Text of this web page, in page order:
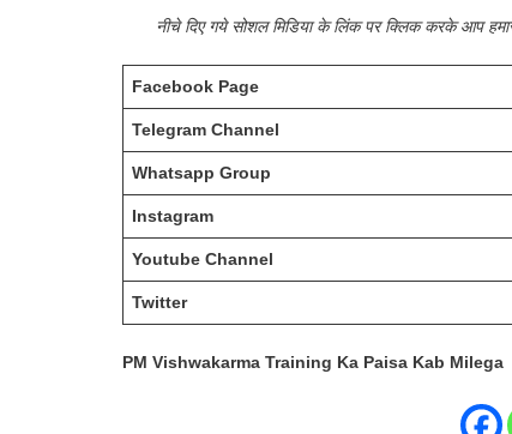
नीचे दिए गये सोशल मिडिया के लिंक पर क्लिक करके आप
Facebook Page
Telegram Channel
Whatsapp Group
Instagram
Youtube Channel
Twitter
PM Vishwakarma Training Ka Paisa Kab Milega